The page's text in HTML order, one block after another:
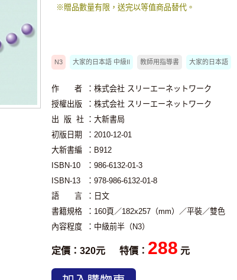
※贈品數量有限，送完以等值商品替代。
N3 大家的日本語 中級II 教師用指導書 大家的日本語
作 者
：株式会社 スリーエーネットワーク
授權出版
：株式会社 スリーエーネットワーク
出 版 社 ：大新書局
初版日期
：2010-12-01
大新書編
：B912
ISBN-10
：986-6132-01-3
ISBN-13
：978-986-6132-01-8
語 言
：日文
書籍規格
：160頁／182x257（mm）／平裝／雙色
內容程度
：中級前半（N3）
定價：320元 特價： 288 元